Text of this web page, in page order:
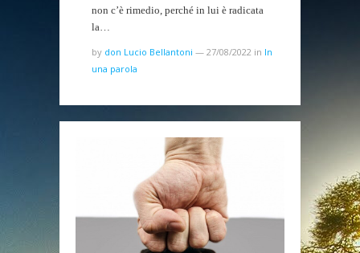
non c’è rimedio, perché in lui è radicata
la…
by don Lucio Bellantoni — 27/08/2022 in In
una parola